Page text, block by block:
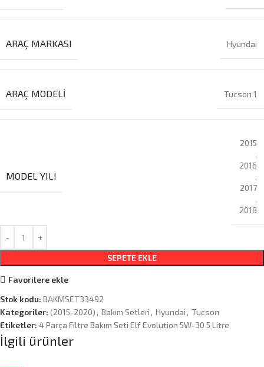
ARAÇ MARKASI Hyundai
ARAÇ MODELI Tucson 1
MODEL YILI
2015
,
2016
,
2017
,
2018
SEPETE EKLE
Favorilere ekle
Stok kodu: BAKMSET33492
Kategoriler: (2015-2020) , Bakım Setleri , Hyundai , Tucson
Etiketler: 4 Parça Filtre Bakım Seti Elf Evolution 5W-30 5 Litre
İlgili ürünler